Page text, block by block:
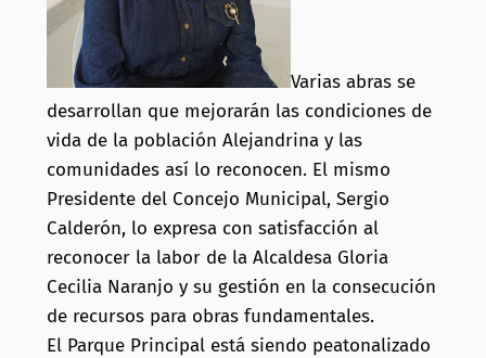
Varias abras se
desarrollan que mejorarán las condiciones de
vida de la población Alejandrina y las
comunidades así lo reconocen. El mismo
Presidente del Concejo Municipal, Sergio
Calderón, lo expresa con satisfacción al
reconocer la labor de la Alcaldesa Gloria
Cecilia Naranjo y su gestión en la consecución
de recursos para obras fundamentales.
El Parque Principal está siendo peatonalizado